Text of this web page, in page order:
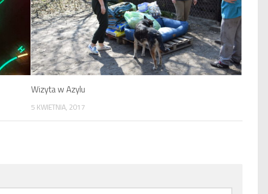
Wizyta w Azylu
5 KWIETNIA, 2017